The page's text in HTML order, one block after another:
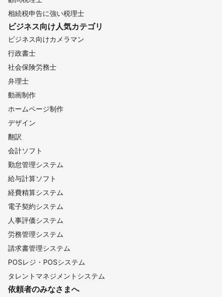
相続税申告に強い税理士
ビジネス向け人気カテゴリ
ビジネス向けカメラマン
行政書士
社会保険労務士
弁理士
動画制作
ホームページ制作
デザイン
翻訳
会計ソフト
勤怠管理システム
給与計算ソフト
経費精算システム
電子契約システム
人事評価システム
労務管理システム
請求書管理システム
POSレジ・POSシステム
タレントマネジメントシステム
依頼者のみなさまへ